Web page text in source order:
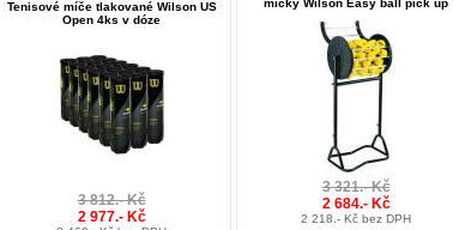
Tenisové míče tlakované Wilson US
Open 4ks v dóze
3 812.- Kč
2 977.- Kč
míčky Wilson Easy ball pick up
3 321.- Kč
2 684.- Kč
2 218.- Kč bez DPH